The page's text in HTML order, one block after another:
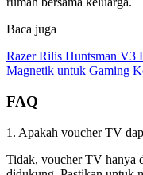
Baca juga
Razer Rilis Huntsman
Magnetik untuk Gaming
FAQ
1. Apakah voucher TV
Tidak, voucher TV hanya